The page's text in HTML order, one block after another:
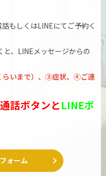
もしくはLINEにてご予約く
、LINEメッセージからの
いまで）、③症状、④ご連
話ボタンとLINEボ
ォーム